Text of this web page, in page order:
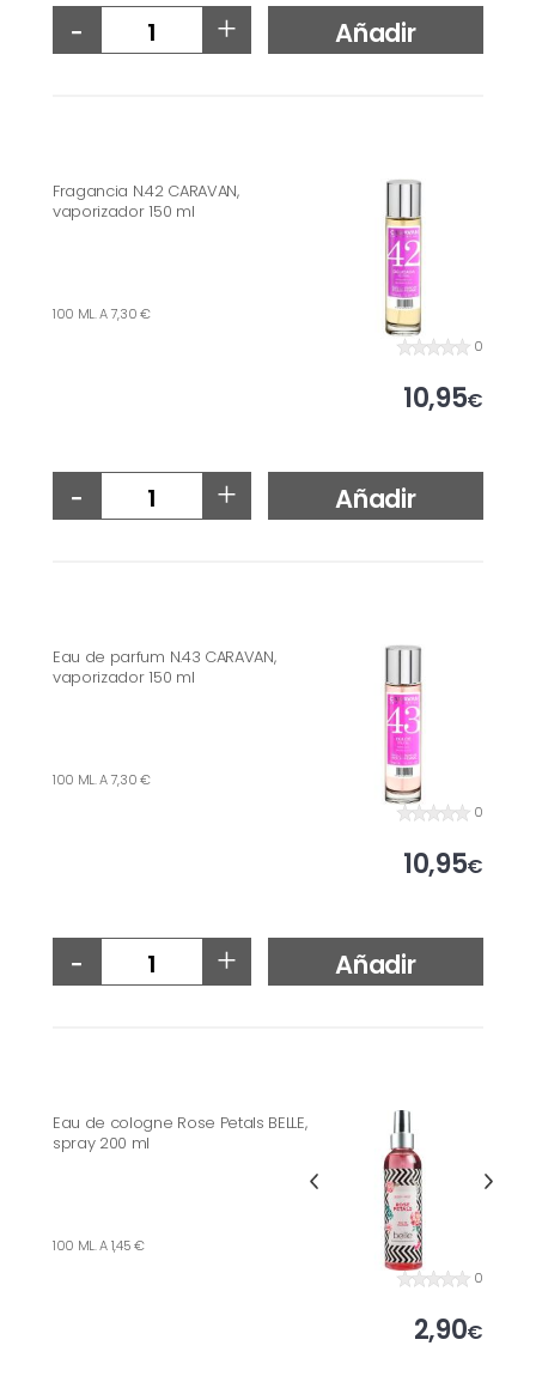
- + Añadir
Fragancia N.42 CARAVAN,
vaporizador 150 ml
0
100 ML. A 7,30 €
10,95€
- + Añadir
Eau de parfum N.43 CARAVAN,
vaporizador 150 ml
0
100 ML. A 7,30 €
10,95€
- + Añadir
Eau de cologne Rose Petals BELLE,
spray 200 ml
0
100 ML. A 1,45 €
2,90€